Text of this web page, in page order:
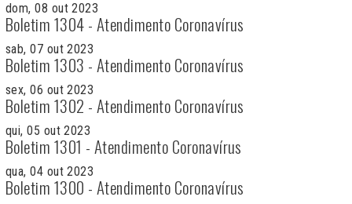
dom, 08 out 2023
Boletim 1304 - Atendimento Coronavírus
sab, 07 out 2023
Boletim 1303 - Atendimento Coronavírus
sex, 06 out 2023
Boletim 1302 - Atendimento Coronavírus
qui, 05 out 2023
Boletim 1301 - Atendimento Coronavírus
qua, 04 out 2023
Boletim 1300 - Atendimento Coronavírus